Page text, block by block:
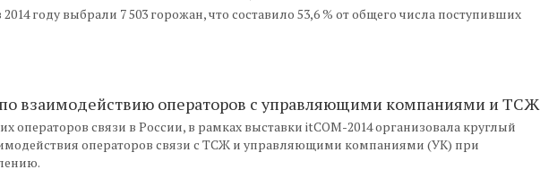
году выбрали 7 503 горожан, что составило 53,6 % от общего числа поступивших
взаимодействию операторов с управляющими компаниями и ТСЖ
связи в России, в рамках выставки itCOM-2014 организовала круглый
операторов связи с ТСЖ и управляющими компаниями (УК) при